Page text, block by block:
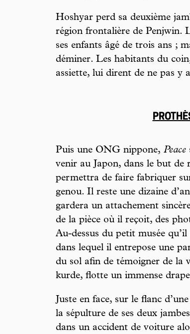
Hoshyar perd sa deuxième
région frontalière de Penjwin.
ses enfants âgé de trois ans ;
déminer. Les habitants du
assiette, lui dirent de ne pas y
Puis une ONG nippone,
venir au Japon, dans le but de
permettra de faire fabriquer
genou. Il reste une dizaine
gardera un attachement
de la pièce où il reçoit, des
Au-dessus du petit musée
dans lequel il entrepose une
du sol afin de témoigner de la
kurde, flotte un immense
Juste en face, sur le flanc
la sépulture de ses deux
dans un accident de voiture